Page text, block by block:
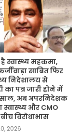
स्वास्थ्य महकमा,
साबित फिर
निदेशालय से
का पत्र जारी होने में
अब अपरनिदेशक
स्वास्थ्य और CMO
विरोधाभास
2026